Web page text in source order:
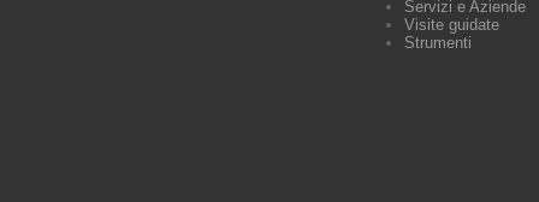
Servizi e Aziende
Visite guidate
Strumenti